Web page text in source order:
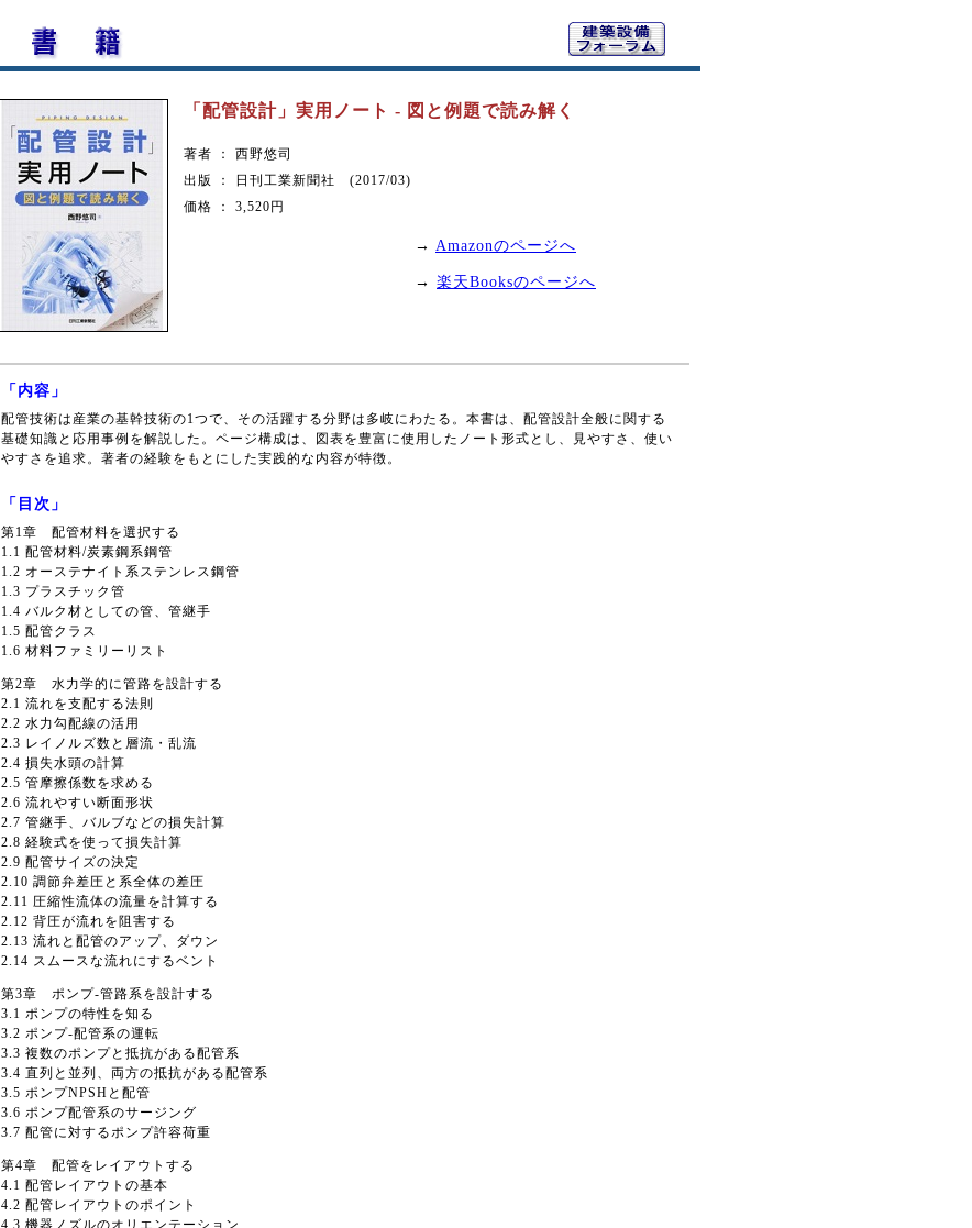
「配管設計」実用ノート - 図と例題で読み解く
著者 ： 西野悠司
出版 ： 日刊工業新聞社 (2017/03)
価格 ： 3,520円
→ Amazonのページへ
→ 楽天Booksのページへ
「内容」
配管技術は産業の基幹技術の1つで、その活躍する分野は多岐にわたる。本書は、配管設計全般に関する
基礎知識と応用事例を解説した。ページ構成は、図表を豊富に使用したノート形式とし、見やすさ、使い
やすさを追求。著者の経験をもとにした実践的な内容が特徴。
「目次」
第1章 配管材料を選択する
1.1 配管材料/炭素鋼系鋼管
1.2 オーステナイト系ステンレス鋼管
1.3 プラスチック管
1.4 バルク材としての管、管継手
1.5 配管クラス
1.6 材料ファミリーリスト
第2章 水力学的に管路を設計する
2.1 流れを支配する法則
2.2 水力勾配線の活用
2.3 レイノルズ数と層流・乱流
2.4 損失水頭の計算
2.5 管摩擦係数を求める
2.6 流れやすい断面形状
2.7 管継手、バルブなどの損失計算
2.8 経験式を使って損失計算
2.9 配管サイズの決定
2.10 調節弁差圧と系全体の差圧
2.11 圧縮性流体の流量を計算する
2.12 背圧が流れを阻害する
2.13 流れと配管のアップ、ダウン
2.14 スムースな流れにするベント
第3章 ポンプ-管路系を設計する
3.1 ポンプの特性を知る
3.2 ポンプ-配管系の運転
3.3 複数のポンプと抵抗がある配管系
3.4 直列と並列、両方の抵抗がある配管系
3.5 ポンプNPSHと配管
3.6 ポンプ配管系のサージング
3.7 配管に対するポンプ許容荷重
第4章 配管をレイアウトする
4.1 配管レイアウトの基本
4.2 配管レイアウトのポイント
4.3 機器ノズルのオリエンテーション